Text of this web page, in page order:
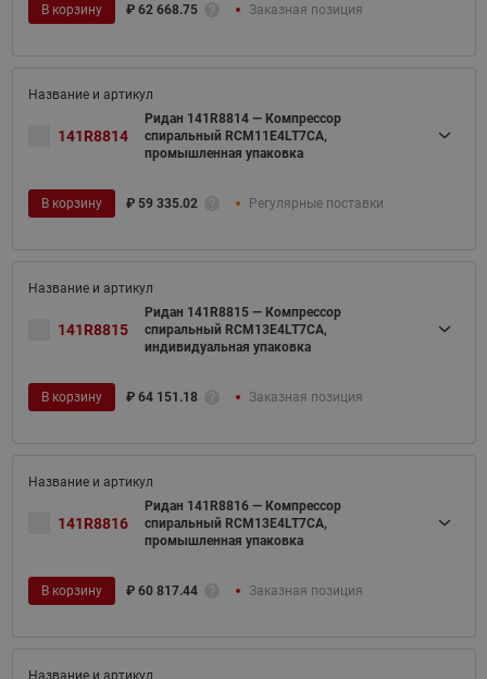
В корзину ₽ 62 668.75 Заказная позиция
141R8814
Ридан 141R8814 — Компрессор
спиральный RCM11E4LT7CA,
промышленная упаковка
В корзину ₽ 59 335.02 Регулярные поставки
141R8815
Ридан 141R8815 — Компрессор
спиральный RCM13E4LT7CA,
индивидуальная упаковка
В корзину ₽ 64 151.18 Заказная позиция
141R8816
Ридан 141R8816 — Компрессор
спиральный RCM13E4LT7CA,
промышленная упаковка
В корзину ₽ 60 817.44 Заказная позиция